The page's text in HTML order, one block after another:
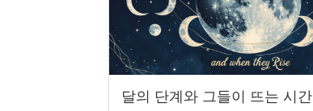
달의 단계와 그들이 뜨는 시간